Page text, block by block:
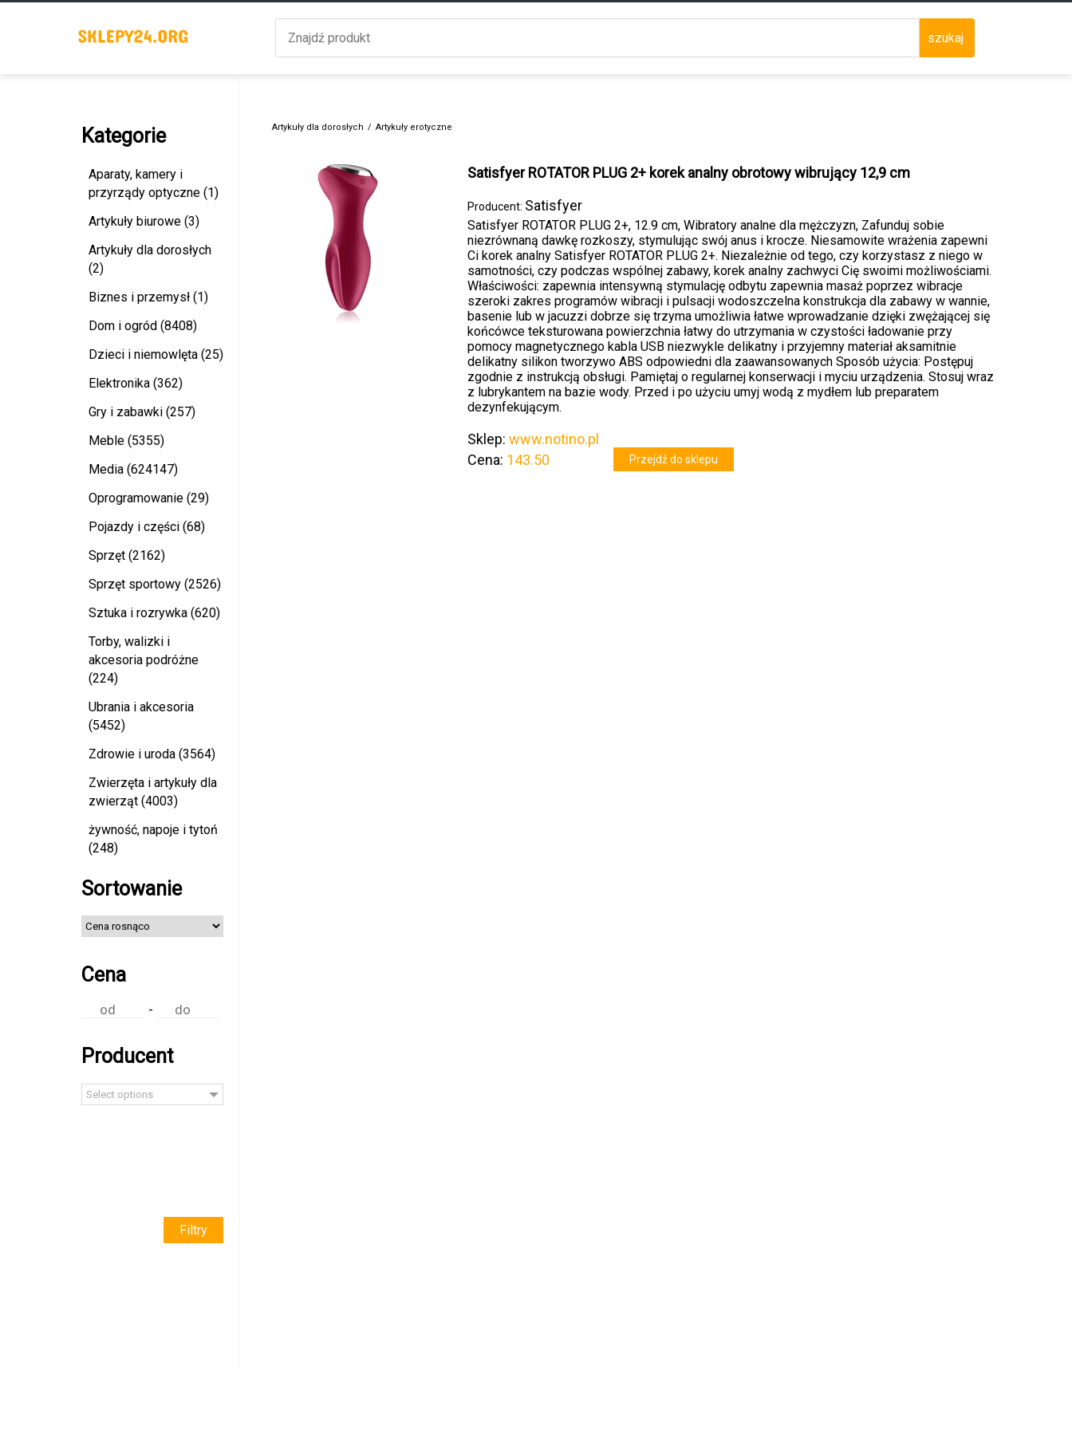
szukaj
Kategorie
Aparaty, kamery i
przyrządy optyczne (1)
Artykuły biurowe (3)
Artykuły dla dorosłych
(2)
Biznes i przemysł (1)
Dom i ogród (8408)
Dzieci i niemowlęta (25)
Elektronika (362)
Gry i zabawki (257)
Meble (5355)
Media (624147)
Oprogramowanie (29)
Pojazdy i części (68)
Sprzęt (2162)
Sprzęt sportowy (2526)
Sztuka i rozrywka (620)
Torby, walizki i
akcesoria podróżne
(224)
Ubrania i akcesoria
(5452)
Zdrowie i uroda (3564)
Zwierzęta i artykuły dla
zwierząt (4003)
żywność, napoje i tytoń
(248)
Sortowanie
Cena
-
Producent
Select options
Filtry
Artykuły dla dorosłych / Artykuły erotyczne
Satisfyer ROTATOR PLUG 2+ korek analny obrotowy wibrujący 12,9 cm
Producent: Satisfyer
Satisfyer ROTATOR PLUG 2+, 12.9 cm, Wibratory analne dla mężczyzn, Zafunduj sobie
niezrównaną dawkę rozkoszy, stymulując swój anus i krocze. Niesamowite wrażenia zapewni
Ci korek analny Satisfyer ROTATOR PLUG 2+. Niezależnie od tego, czy korzystasz z niego w
samotności, czy podczas wspólnej zabawy, korek analny zachwyci Cię swoimi możliwościami.
Właściwości: zapewnia intensywną stymulację odbytu zapewnia masaż poprzez wibracje
szeroki zakres programów wibracji i pulsacji wodoszczelna konstrukcja dla zabawy w wannie,
basenie lub w jacuzzi dobrze się trzyma umożliwia łatwe wprowadzanie dzięki zwężającej się
końcówce teksturowana powierzchnia łatwy do utrzymania w czystości ładowanie przy
pomocy magnetycznego kabla USB niezwykle delikatny i przyjemny materiał aksamitnie
delikatny silikon tworzywo ABS odpowiedni dla zaawansowanych Sposób użycia: Postępuj
zgodnie z instrukcją obsługi. Pamiętaj o regularnej konserwacji i myciu urządzenia. Stosuj wraz
z lubrykantem na bazie wody. Przed i po użyciu umyj wodą z mydłem lub preparatem
dezynfekującym.
Sklep: www.notino.pl
Cena: 143.50 Przejdź do sklepu